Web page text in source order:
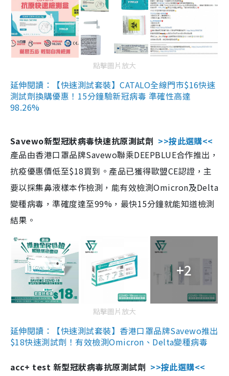
點擊圖片放大
延伸閱讀：【快速測試套裝】CATALO全線門市$16快速
測試劑換購優惠！15分鐘驗新冠病毒 準確性高達
98.26%
Savewo新型冠狀病毒快速抗原測試劑 >>按此選購<<
產品由香港口罩品牌Savewo聯乘DEEPBLUE合作推出，
抗疫優惠價低至$18買到。產品已獲得歐盟CE認證，主
要以採集鼻液樣本作檢測，能有效檢測Omicron及Delta
變種病毒，準確度達至99%，最快15分鐘就能知道檢測
結果。
+2
點擊圖片放大
延伸閱讀：【快速測試套裝】香港口罩品牌Savewo推出
$18快速測試劑！有效檢測Omicron、Delta變種病毒
acc+ test 新型冠狀病毒抗原測試劑 >>按此選購<<